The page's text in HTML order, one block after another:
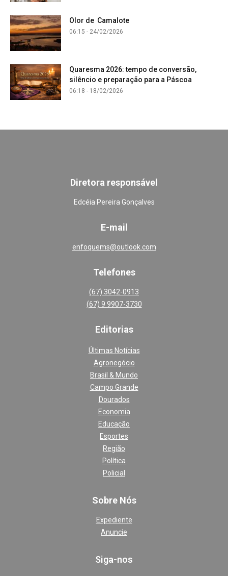
Olor de Camalote
06:15 - 24/02/2026
Quaresma 2026: tempo de conversão,
silêncio e preparação para a Páscoa
06:18 - 18/02/2026
Diretora responsável
Edcéia Pereira Gonçalves
E-mail
enfoquems@outlook.com
Telefones
(67) 3042-0913
(67) 9 9907-3730
Editorias
Últimas Notícias
Agronegócio
Brasil & Mundo
Campo Grande
Dourados
Economia
Educação
Esportes
Região
Política
Policial
Sobre Nós
Expediente
Anuncie
Siga-nos